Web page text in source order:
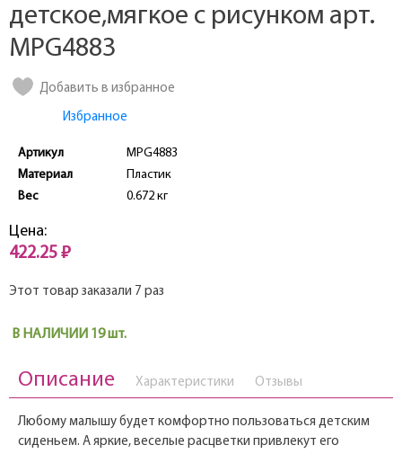
детское,мягкое с рисунком арт.
MPG4883
Добавить в избранное
Избранное
Артикул
MPG4883
Материал
Пластик
Вес
0.672 кг
Цена:
422.25 ₽
Этот товар заказали 7 раз
В НАЛИЧИИ 19 шт.
Описание Характеристики Отзывы
Любому малышу будет комфортно пользоваться детским
сиденьем. А яркие, веселые расцветки привлекут его